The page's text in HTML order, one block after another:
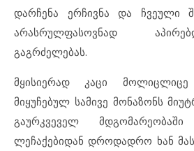
დარჩენა ერჩივნა და ჩვეული
არასრულფასოვნად
გაგრძელებას.
მყისიერად კაცი
მიყუჩებულ სამივე მონაზონს
გაურკვეველ
ლეჩაქებიდან დროდადრო ხან